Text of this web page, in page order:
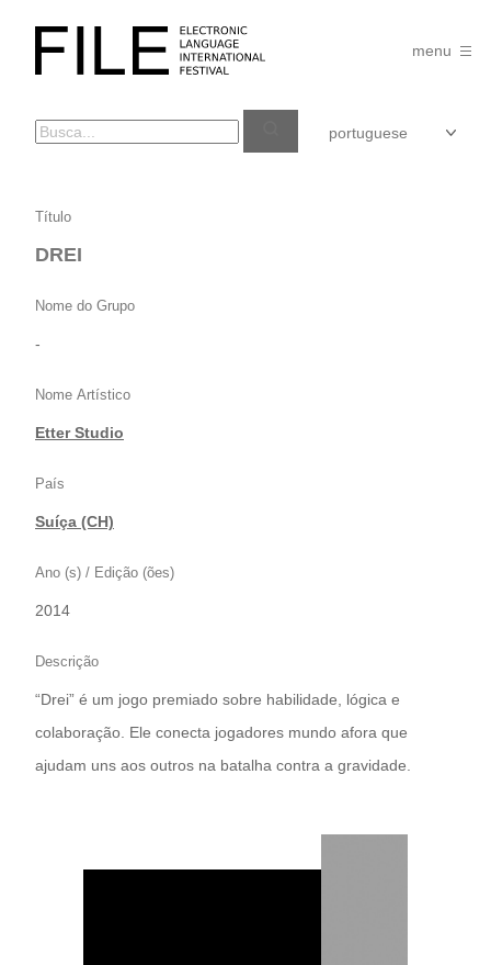
FILE
FESTIVAL
menu
DREI
Título
DREI
Nome do Grupo
-
Nome Artístico
Etter Studio
País
Suíça (CH)
Ano (s) / Edição (ões)
2014
Descrição
“Drei” é um jogo premiado sobre habilidade, lógica e
colaboração. Ele conecta jogadores mundo afora que
ajudam uns aos outros na batalha contra a gravidade.